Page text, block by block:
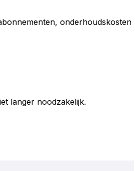
onderhoudskosten
langer noodzakelijk.